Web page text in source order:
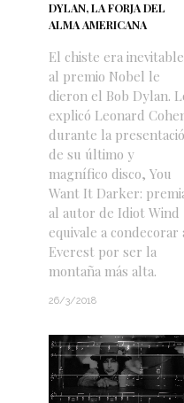
DYLAN, LA FORJA DEL
ALMA AMERICANA
El chiste era
al premio Nobel le
dieron el Bob Dylan.
explicó Leonard
durante la
de su último y
magnífico disco, You
Want It Darker:
al autor de Idiot Wind
equivale a condecorar
Everest por ser la
montaña más alta.
26/3/2018